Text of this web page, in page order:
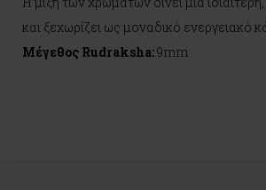
και ξεχωρίζει ως μοναδικό ενεργειακό
Μέγεθος Rudraksha:9mm